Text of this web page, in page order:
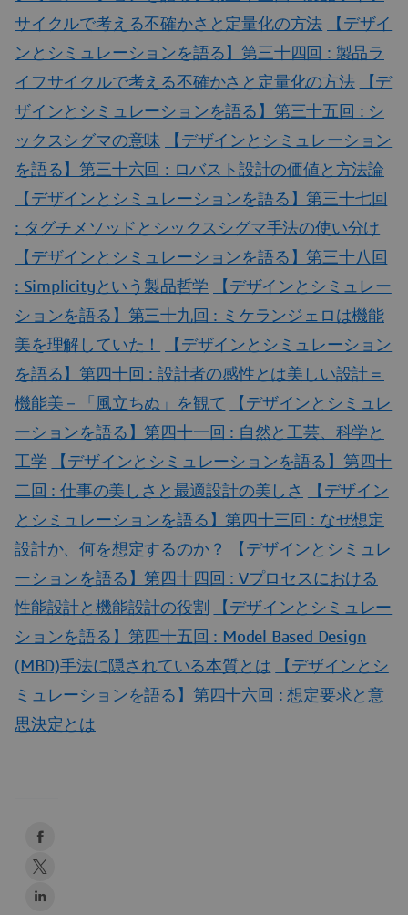
サイクルで考える不確かさと定量化の方法
【デザイ
ンとシミュレーションを語る】第三十四回 : 製品ラ
イフサイクルで考える不確かさと定量化の方法
【デ
ザインとシミュレーションを語る】第三十五回 : シ
ックスシグマの意味
【デザインとシミュレーション
を語る】第三十六回 : ロバスト設計の価値と方法論
【デザインとシミュレーションを語る】第三十七回
: タグチメソッドとシックスシグマ手法の使い分け
【デザインとシミュレーションを語る】第三十八回
: Simplicityという製品哲学
【デザインとシミュレー
ションを語る】第三十九回 : ミケランジェロは機能
美を理解していた！
【デザインとシミュレーション
を語る】第四十回 : 設計者の感性とは美しい設計＝
機能美－「風立ちぬ」を観て
【デザインとシミュレ
ーションを語る】第四十一回 : 自然と工芸、科学と
工学
【デザインとシミュレーションを語る】第四十
二回 : 仕事の美しさと最適設計の美しさ
【デザイン
とシミュレーションを語る】第四十三回 : なぜ想定
設計か、何を想定するのか？
【デザインとシミュレ
ーションを語る】第四十四回 : Vプロセスにおける
性能設計と機能設計の役割
【デザインとシミュレー
ションを語る】第四十五回 : Model Based Design
(MBD)手法に隠されている本質とは
【デザインとシ
ミュレーションを語る】第四十六回 : 想定要求と意
思決定とは